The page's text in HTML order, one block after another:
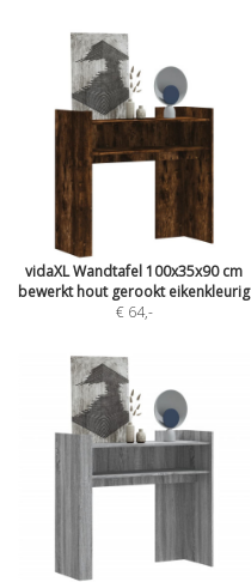
vidaXL Wandtafel 100x35x90 cm
bewerkt hout gerookt eikenkleurig
€ 64,-